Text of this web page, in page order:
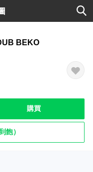
BEKO
購買
飽）